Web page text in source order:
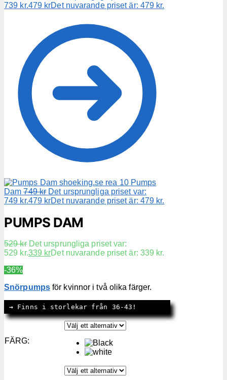
739 kr.479 krDet nuvarande priset är: 479 kr.
Pumps
Dam 749kr Det ursprungliga priset var:
749 kr.479 krDet nuvarande priset är: 479 kr.
PUMPS DAM
529kr Det ursprungliga priset var:
529 kr.339 krDet nuvarande priset är: 339 kr.
-36%
Snörpumpsför kvinnor i två olika färger.
→ Finns i storlekar från 36-43!
FÄRG: